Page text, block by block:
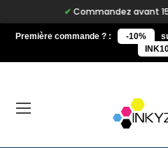
Commandez avant 15h,
Première commande ? : -10%